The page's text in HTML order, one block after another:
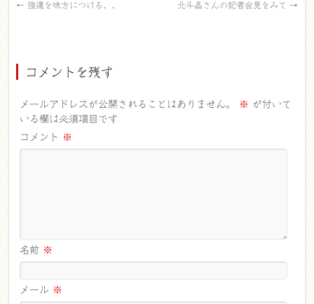
← 強運を味方につける、、 北斗晶さんの記者会見をみて →
コメントを残す
メールアドレスが公開されることはありません。 ※ が付いて
いる欄は必須項目です
コメント
※
名前 ※
メール ※